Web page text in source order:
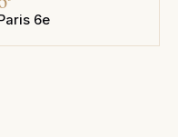
6e